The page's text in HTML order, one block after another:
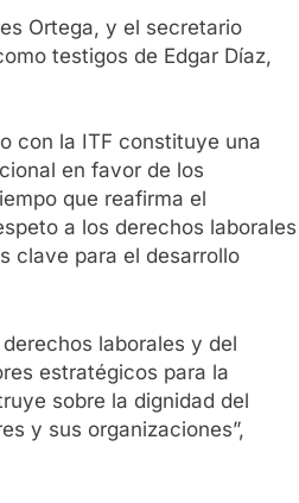
Ortega, y el secretario
testigos de Edgar Díaz,
con la ITF constituye una
en favor de los
que reafirma el
a los derechos laborales
clave para el desarrollo
laborales y del
estratégicos para la
sobre la dignidad del
y sus organizaciones”,